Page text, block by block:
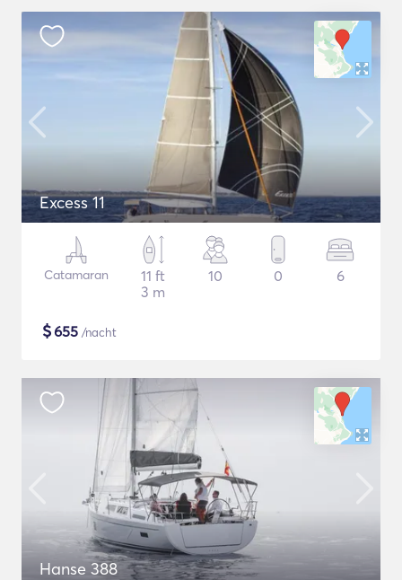
Excess 11
Catamaran
11 ft
3 m
10 0 6
$655 /nacht
Hanse 388